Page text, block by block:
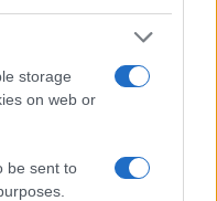
storage
on web or
be sent to
mercado y tendencias